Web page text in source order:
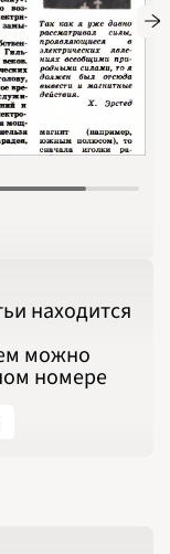
находится
можно
номере